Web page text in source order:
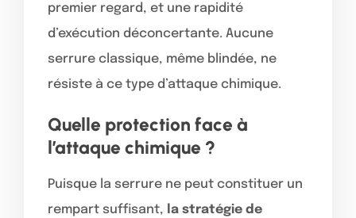
premier regard, et une rapidité
d’exécution déconcertante. Aucune
serrure classique, même blindée, ne
résiste à ce type d’attaque chimique.
Quelle protection face à
l’attaque chimique ?
Puisque la serrure ne peut constituer un
rempart suffisant, la stratégie de